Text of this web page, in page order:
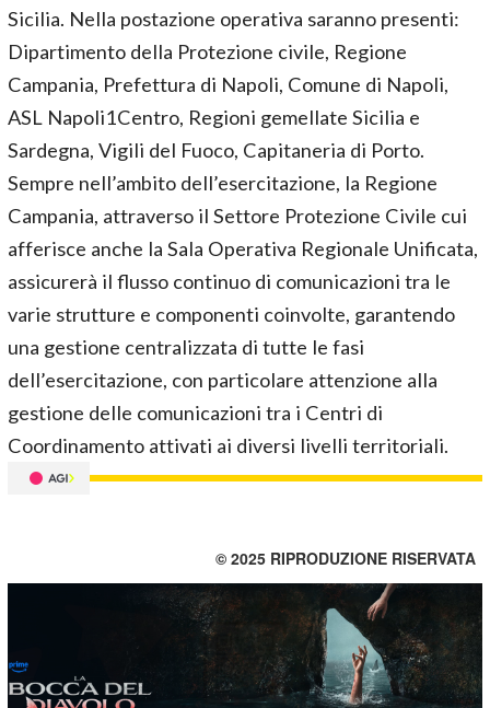
Sicilia. Nella postazione operativa saranno presenti:
Dipartimento della Protezione civile, Regione
Campania, Prefettura di Napoli, Comune di Napoli,
ASL Napoli1Centro, Regioni gemellate Sicilia e
Sardegna, Vigili del Fuoco, Capitaneria di Porto.
Sempre nell’ambito dell’esercitazione, la Regione
Campania, attraverso il Settore Protezione Civile cui
afferisce anche la Sala Operativa Regionale Unificata,
assicurerà il flusso continuo di comunicazioni tra le
varie strutture e componenti coinvolte, garantendo
una gestione centralizzata di tutte le fasi
dell’esercitazione, con particolare attenzione alla
gestione delle comunicazioni tra i Centri di
Coordinamento attivati ai diversi livelli territoriali.
© 2025 RIPRODUZIONE RISERVATA